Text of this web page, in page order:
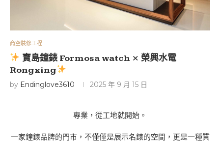
商空裝修工程
寶島鐘錶 Formosa watch × 榮興水電
Rongxing
by Endinglove3610 2025 年 9 月 15 日
專業，從工地就開始。
一家鐘錶品牌的門市，不僅僅是展示名錶的空間，更是一種質